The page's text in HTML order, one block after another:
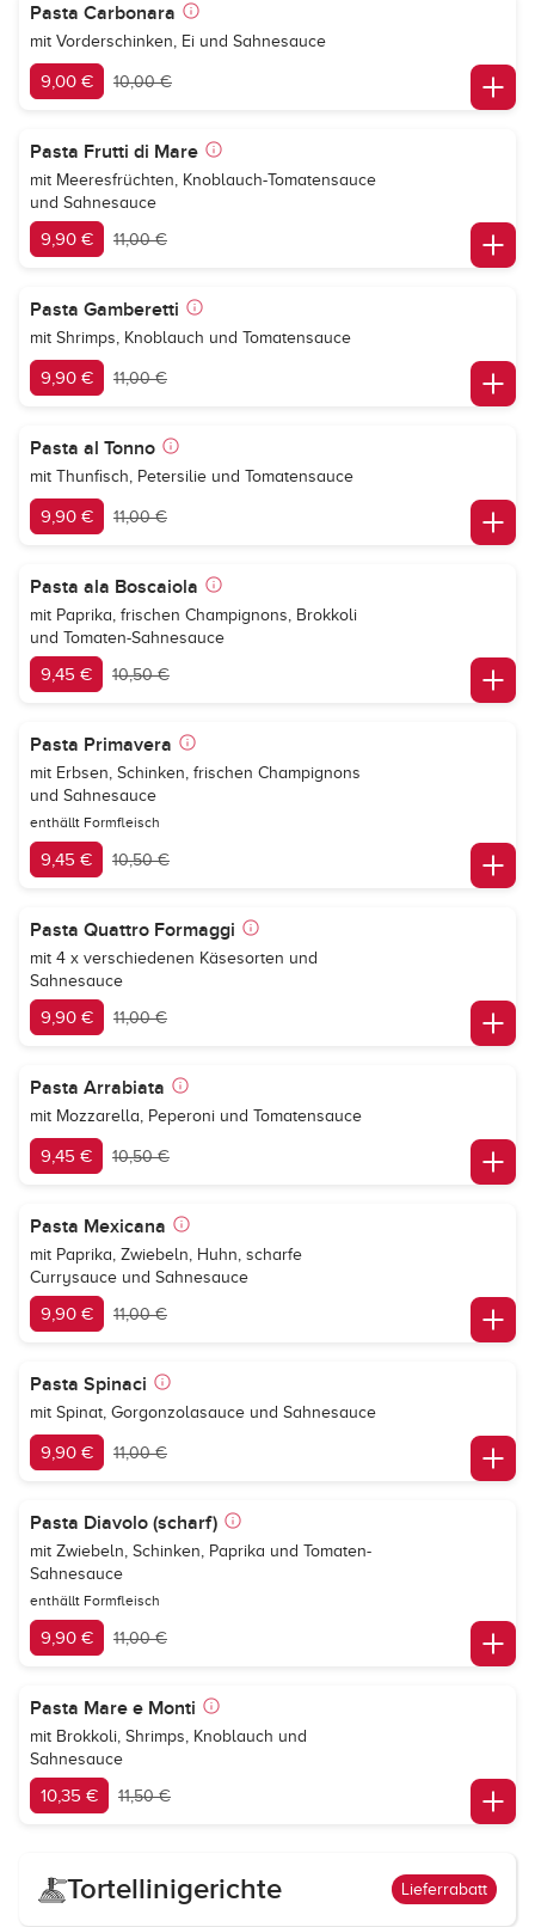
Pasta Carbonara
mit Vorderschinken, Ei und Sahnesauce
9,00 € 10,00 €
Pasta Frutti di Mare
mit Meeresfrüchten, Knoblauch-Tomatensauce
und Sahnesauce
9,90 € 11,00 €
Pasta Gamberetti
mit Shrimps, Knoblauch und Tomatensauce
9,90 € 11,00 €
Pasta al Tonno
mit Thunfisch, Petersilie und Tomatensauce
9,90 € 11,00 €
Pasta ala Boscaiola
mit Paprika, frischen Champignons, Brokkoli
und Tomaten-Sahnesauce
9,45 € 10,50 €
Pasta Primavera
mit Erbsen, Schinken, frischen Champignons
und Sahnesauce
enthällt Formfleisch
9,45 € 10,50 €
Pasta Quattro Formaggi
mit 4 x verschiedenen Käsesorten und
Sahnesauce
9,90 € 11,00 €
Pasta Arrabiata
mit Mozzarella, Peperoni und Tomatensauce
9,45 € 10,50 €
Pasta Mexicana
mit Paprika, Zwiebeln, Huhn, scharfe
Currysauce und Sahnesauce
9,90 € 11,00 €
Pasta Spinaci
mit Spinat, Gorgonzolasauce und Sahnesauce
9,90 € 11,00 €
Pasta Diavolo (scharf)
mit Zwiebeln, Schinken, Paprika und Tomaten-
Sahnesauce
enthällt Formfleisch
9,90 € 11,00 €
Pasta Mare e Monti
mit Brokkoli, Shrimps, Knoblauch und
Sahnesauce
10,35 € 11,50 €
Tortellinigerichte Lieferrabatt